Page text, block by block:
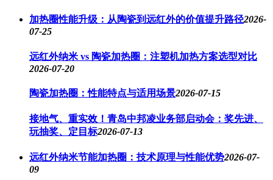
加热圈性能升级：从陶瓷到远红外的价值提升路径2026-
07-25
远红外纳米 vs 陶瓷加热圈：注塑机加热方案选型对比
2026-07-20
陶瓷加热圈：性能特点与适用场景2026-07-15
接地气、重实效！青岛中邦凌业务部启动会：奖先进、
玩抽奖、定目标2026-07-13
远红外纳米节能加热圈：技术原理与性能优势2026-07-
09